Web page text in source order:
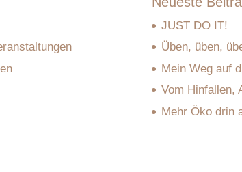
JUST DO IT!
Üben, üben,
Mein Weg auf
Vom Hinfallen,
Mehr Öko drin